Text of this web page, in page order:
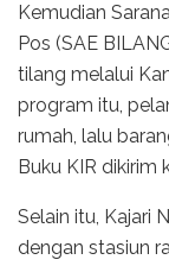
Kemudian
Pos (SAE
tilang melalui
program itu,
rumah, lalu
Buku KIR dikirim
Selain itu, Kajari
dengan stasiun